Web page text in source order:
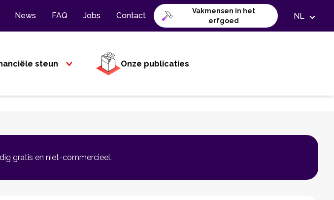
News FAQ Jobs Contact
Vakmensen in het
erfgoed
NL
steun Onze publicaties
gratis en niet-commercieel.